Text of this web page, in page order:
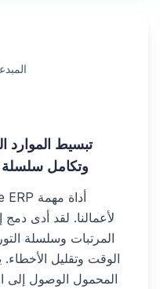
تبسيط الموارد
وتكامل سلسلة
لأعمالنا. لقد أدى
المرتبات وسلسلة
الوقت وتقليل الأخطاء.
المحمول الوصول إلى